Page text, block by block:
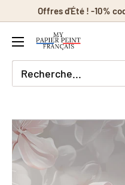
contenu
Offres d'Été ! -10%